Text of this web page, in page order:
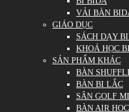
VẢI BÀN
GIÁO DỤC
SÁCH DẠY
KHOÁ HỌC
SẢN PHẨM KHÁC
BÀN
BÀN BI LẮC
SÂN GOLF
BÀN AIR